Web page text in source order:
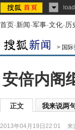
首页-新闻-军事-文化-历
> 国际
安倍内阁
正文 我来说两
2013年04月19日22:01 来